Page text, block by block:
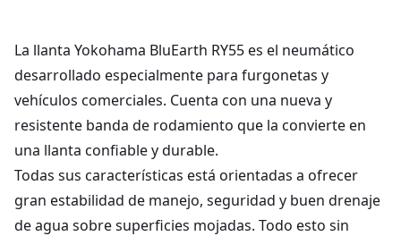
La llanta Yokohama BluEarth RY55 es el neumático
desarrollado especialmente para furgonetas y
vehículos comerciales. Cuenta con una nueva y
resistente banda de rodamiento que la convierte en
una llanta confiable y durable.
Todas sus características está orientadas a ofrecer
gran estabilidad de manejo, seguridad y buen drenaje
de agua sobre superficies mojadas. Todo esto sin